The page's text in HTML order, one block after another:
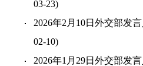
03-23)
2026年2月10日外交部发
02-10)
2026年1月29日外交部发